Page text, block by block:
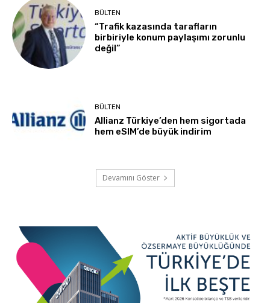
BÜLTEN
“Trafik kazasında tarafların
birbiriyle konum paylaşımı zorunlu
değil”
BÜLTEN
Allianz Türkiye’den hem sigortada
hem eSIM’de büyük indirim
Devamını Göster